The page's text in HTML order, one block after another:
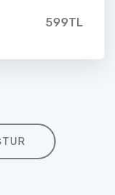
599TL